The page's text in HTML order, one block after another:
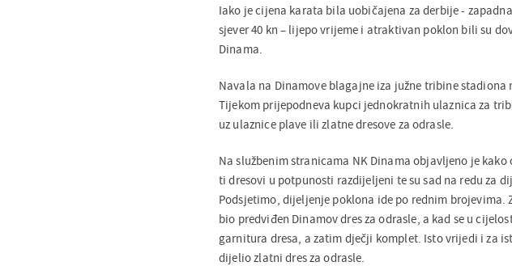
Iako je cijena karata bila uobičajena za derbije -
sjever 40 kn – lijepo vrijeme i atraktivan poklon bili su
Dinama.
Navala na Dinamove blagajne iza južne tribine stadiona
Tijekom prijepodneva kupci jednokratnih ulaznica za
uz ulaznice plave ili zlatne dresove za odrasle.
Na službenim stranicama NK Dinama objavljeno je kako
ti dresovi u potpunosti razdijeljeni te su sad na redu za
Podsjetimo, dijeljenje poklona ide po rednim brojevima.
bio predviđen Dinamov dres za odrasle, a kad se u
garnitura dresa, a zatim dječji komplet. Isto vrijedi i za
dijelio zlatni dres za odrasle.